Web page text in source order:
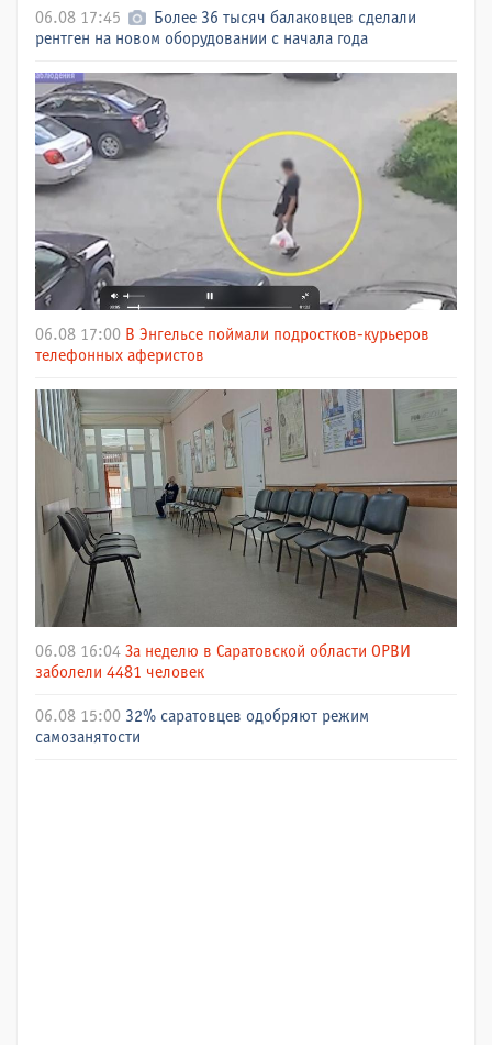
06.08 17:45
Более 36 тысяч балаковцев сделали
рентген на новом оборудовании с начала года
06.08 17:00 В Энгельсе поймали подростков-курьеров
телефонных аферистов
06.08 16:04 За неделю в Саратовской области ОРВИ
заболели 4481 человек
06.08 15:00 32% саратовцев одобряют режим
самозанятости